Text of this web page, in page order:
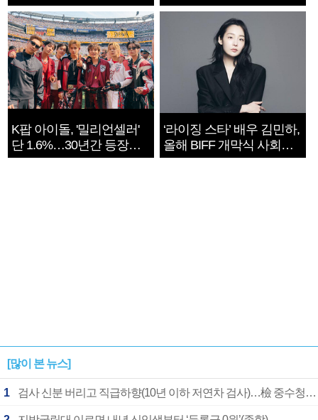
지는 ‘전쟁 속죄’
K팝 아이돌, '밀리언셀러'
단 1.6%…30년간 등장
1182개팀 전수조사
‘라이징 스타’ 배우 김민하,
올해 BIFF 개막식 사회자
확정
[많이 본 뉴스]
1 검사 신분 버리고 직급하향(10년 이하 저연차 검사)…檢 중수청행 기피